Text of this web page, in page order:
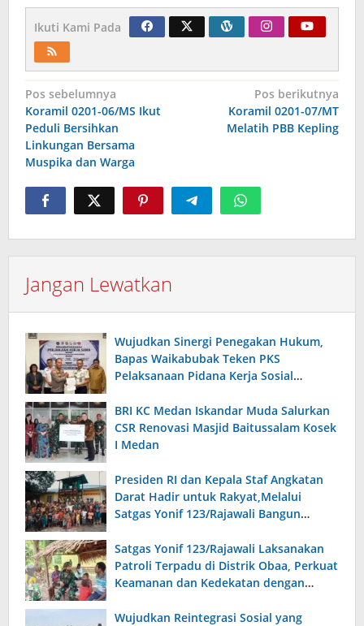
Ikuti Kami Pada
Navigasi
pos
Pos sebelumnya
Koramil 0201-06/MS Ikut
Peduli Bersihkan
Linkungan Bersama
Muspika dan Warga
Pos berikutnya
Koramil 0201-07/MT
Melatih PBB Kepling
Jangan Lewatkan
Wujudkan Sinergi Penegakan Hukum,
Bapas Waikabubak Teken PKS
Pelaksanaan Pidana Kerja Sosial
BRI KC Medan Iskandar Muda Salurkan
CSR Renovasi Masjid Baitussalam Kosek
I Medan
Presiden RI dan Kepala Staf Angkatan
Darat Hadir untuk Rakyat,Melalui
Satgas Yonif 123/Rajawali Bangun
Satgas Yonif 123/Rajawali Laksanakan
Patroli Terpadu di Distrik Obaa, Perkuat
Keamanan dan Kedekatan dengan
Wujudkan Reintegrasi Sosial yang